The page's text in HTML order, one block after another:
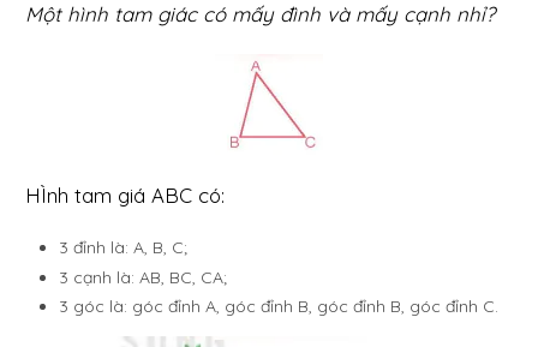
Một hình tam giác có mấy đình và mấy cạnh nhỉ?
HÌnh tam giá ABC có:
3 đỉnh là: A, B, C;
3 cạnh là: AB, BC, CA;
3 góc là: góc đỉnh A, góc đỉnh B, góc đỉnh B, góc đỉnh C.